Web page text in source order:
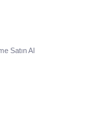
Satın Al